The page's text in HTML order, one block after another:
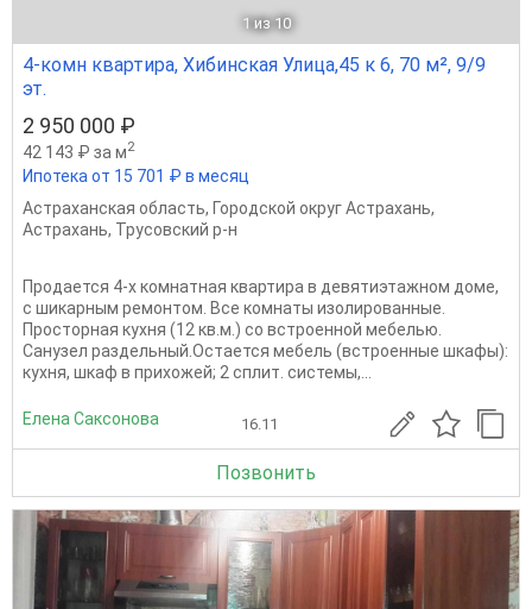
1 из 10
4-комн квартира, Хибинская Улица,45 к 6, 70 м², 9/9
эт.
2 950 000 ₽
42 143 ₽ за м2
Ипотека от 15 701 ₽ в месяц
Астраханская область, Городской округ Астрахань,
Астрахань, Трусовский р-н
Продается 4-х комнатная квартира в девятиэтажном доме,
с шикарным ремонтом. Все комнаты изолированные.
Просторная кухня (12 кв.м.) со встроенной мебелью.
Санузел раздельный.Остается мебель (встроенные шкафы):
кухня, шкаф в прихожей; 2 сплит. системы,...
Елена Саксонова 16.11
Позвонить